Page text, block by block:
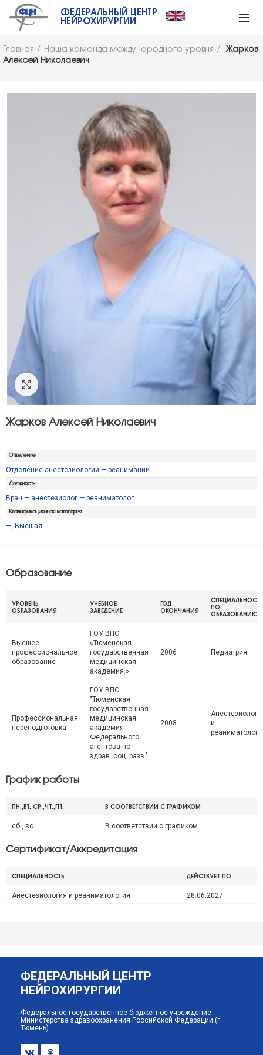
ФЕДЕРАЛЬНЫЙ ЦЕНТР
НЕЙРОХИРУРГИИ
Главная Наша команда международного уровня
Жарков
Алексей Николаевич
Жарков Алексей Николаевич
Отделение
Отделение анестезиологии — реанимации
Должность
Врач — анестезиолог — реаниматолог
Квалификационная категория
—, Высшая
Образование
УРОВЕНЬ
ОБРАЗОВАНИЯ
УЧЕБНОЕ
ЗАВЕДЕНИЕ
ГОД
ОКОНЧАНИЯ
СПЕЦИАЛЬНОСТЬ
ПО
ОБРАЗОВАНИЮ
Высшее
профессиональное
образование
ГОУ ВПО
«Тюменская
государственная
медицинская
академия.»
2006 Педиатрия
Профессиональная
переподготовка
ГОУ ВПО
"Тюменская
государственная
медицинская
академия
Федерального
агентсва по
здрав. соц. разв."
2008
и
График работы
ПН.,ВТ.,СР.,ЧТ.,ПТ. В СООТВЕТСТВИИ С ГРАФИКОМ
сб., вс. В соответствии с графиком
Сертификат/Аккредитация
СПЕЦИАЛЬНОСТЬ ДЕЙСТВУЕТ ПО
Анестезиология и реаниматология 28.06.2027
ФЕДЕРАЛЬНЫЙ ЦЕНТР
НЕЙРОХИРУРГИИ
Федеральное государственное бюджетное учреждение
Министерства здравоохранения Российской Федерации (г.
Тюмень)